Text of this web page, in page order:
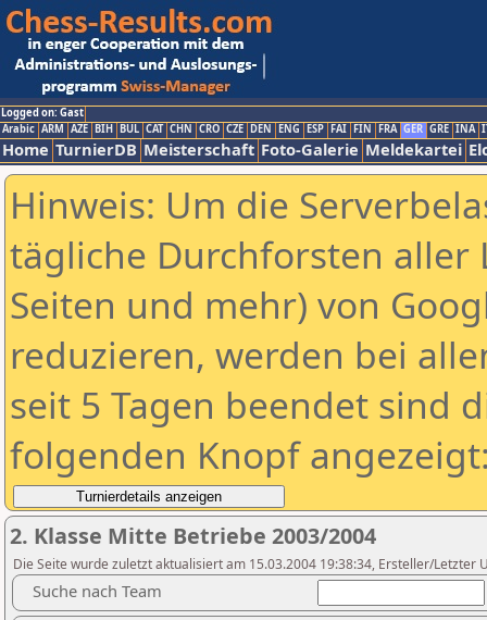
Logged on: Gast
Arabic ARM AZE BIH BUL CAT CHN CRO CZE DEN ENG ESP FAI FIN FRA GER GRE INA
Home TurnierDB Meisterschaft Foto-Galerie Meldekartei
Hinweis: Um die
tägliche Durchforsten aller
Seiten und mehr) von
reduzieren, werden bei
seit 5 Tagen beendet sind
folgenden Knopf
2. Klasse Mitte Betriebe 2003/2004
Die Seite wurde zuletzt aktualisiert am 15.03.2004 19:38:34, Ersteller/Letzter
Suche nach Team